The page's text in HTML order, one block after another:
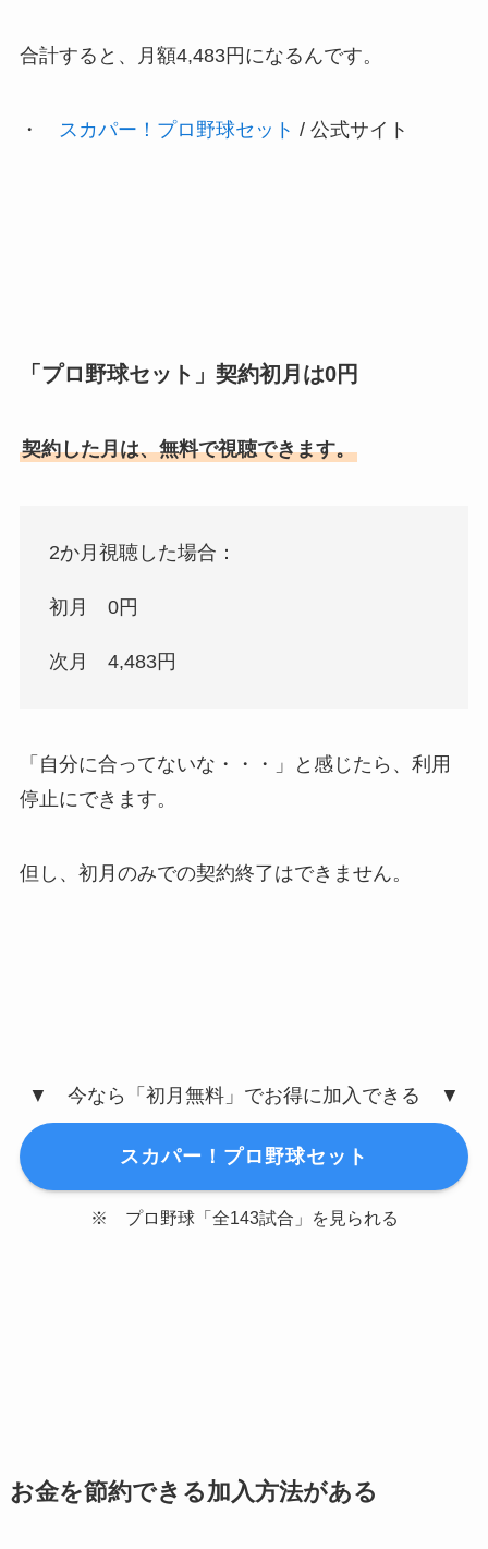
合計すると、月額4,483円になるんです。
・ スカパー！プロ野球セット / 公式サイト
「プロ野球セット」契約初月は0円
契約した月は、無料で視聴できます。
2か月視聴した場合：
初月 0円
次月 4,483円
「自分に合ってないな・・・」と感じたら、利用
停止にできます。
但し、初月のみでの契約終了はできません。
▼ 今なら「初月無料」でお得に加入できる ▼
スカパー！プロ野球セット
※ プロ野球「全143試合」を見られる
お金を節約できる加入方法がある